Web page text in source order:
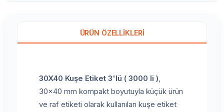
ÜRÜN ÖZELLIKLERI
30X40 Kuşe Etiket 3'lü ( 3000 li ),
30x40 mm kompakt boyutuyla küçük ürün
ve raf etiketi olarak kullanılan kuşe etiket